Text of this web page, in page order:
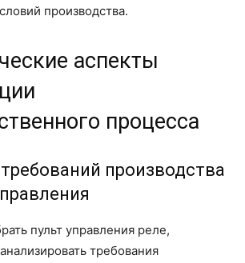
производства.
аспекты
процесса
производства
пульт управления реле,
требования